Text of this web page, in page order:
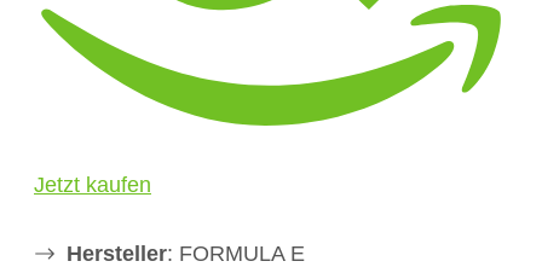
Jetzt kaufen
Hersteller: FORMULA E